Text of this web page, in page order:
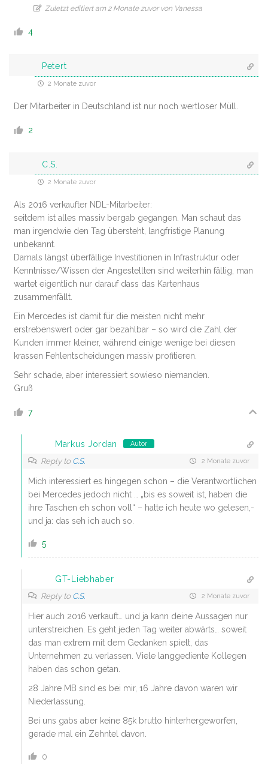
Zuletzt editiert am 2 Monate zuvor von Vanessa
4
Petert
2 Monate zuvor
Der Mitarbeiter in Deutschland ist nur noch wertloser Müll.
2
C.S.
2 Monate zuvor
Als 2016 verkaufter NDL-Mitarbeiter:
seitdem ist alles massiv bergab gegangen. Man schaut das
man irgendwie den Tag übersteht, langfristige Planung
unbekannt.
Damals längst überfällige Investitionen in Infrastruktur oder
Kenntnisse/Wissen der Angestellten sind weiterhin fällig, man
wartet eigentlich nur darauf dass das Kartenhaus
zusammenfällt.
Ein Mercedes ist damit für die meisten nicht mehr
erstrebenswert oder gar bezahlbar – so wird die Zahl der
Kunden immer kleiner, während einige wenige bei diesen
krassen Fehlentscheidungen massiv profitieren.
Sehr schade, aber interessiert sowieso niemanden.
Gruß
7
Markus Jordan Autor
Reply to C.S. 2 Monate zuvor
Mich interessiert es hingegen schon – die Verantwortlichen
bei Mercedes jedoch nicht … „bis es soweit ist, haben die
ihre Taschen eh schon voll“ – hatte ich heute wo gelesen,-
und ja: das seh ich auch so.
5
GT-Liebhaber
Reply to C.S. 2 Monate zuvor
Hier auch 2016 verkauft… und ja kann deine Aussagen nur
unterstreichen. Es geht jeden Tag weiter abwärts… soweit
das man extrem mit dem Gedanken spielt, das
Unternehmen zu verlassen. Viele langgediente Kollegen
haben das schon getan.
28 Jahre MB sind es bei mir, 16 Jahre davon waren wir
Niederlassung.
Bei uns gabs aber keine 85k brutto hinterhergeworfen,
gerade mal ein Zehntel davon.
0